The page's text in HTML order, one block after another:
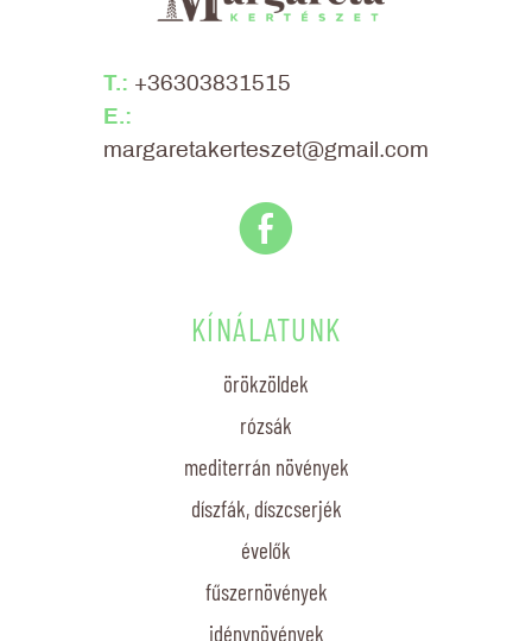
T.: +36303831515
E.:
margaretakerteszet@gmail.com
E
KÍNÁLATUNK
örökzöldek
rózsák
mediterrán növények
díszfák, díszcserjék
évelők
fűszernövények
idénynövények